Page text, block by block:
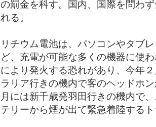
の罰金を科す。国内、国際を問わ
れる。
リチウム電池は、パソコンやタブ
ど、充電が可能な多くの機器に使
により発火する恐れがあり、今年
ラリア行きの機内で客のヘッドホ
月には新千歳発羽田行きの機内で
テリーから煙が出て緊急着陸する